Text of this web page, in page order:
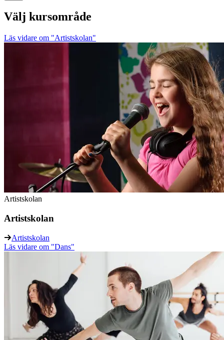
Välj kursområde
Läs vidare om "Artistskolan"
Artistskolan
Artistskolan
Artistskolan
Läs vidare om "Dans"